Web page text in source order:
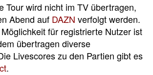
Tour wird nicht im TV übertragen,
Abend auf DAZN verfolgt werden.
für registrierte Nutzer ist
übertragen diverse
Livescores zu den Partien gibt es
.